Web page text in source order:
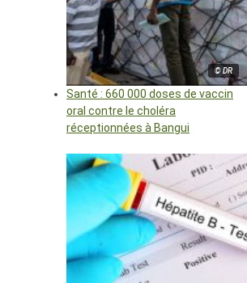
© DR
Santé : 660 000 doses de vaccin
oral contre le choléra
réceptionnées à Bangui